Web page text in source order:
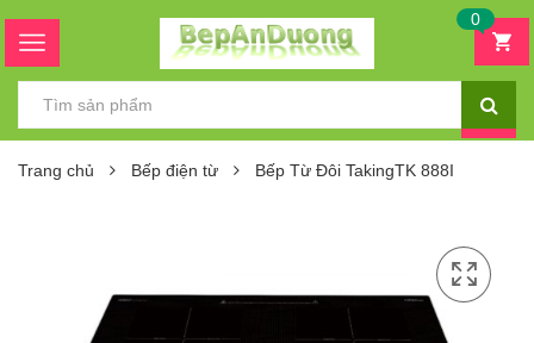
0
Trang chủ Bếp điện từ Bếp Từ Đôi TakingTK 888I